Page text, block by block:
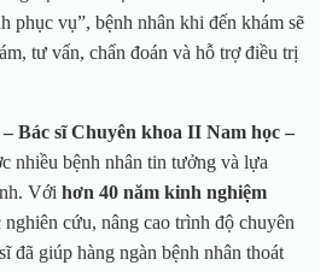
phục vụ”, bệnh nhân khi đến khám sẽ
tư vấn, chẩn đoán và hỗ trợ điều trị
Bác sĩ Chuyên khoa II Nam học –
nhiều bệnh nhân tin tưởng và lựa
Với hơn 40 năm kinh nghiệm
cứu, nâng cao trình độ chuyên
đã giúp hàng ngàn bệnh nhân thoát